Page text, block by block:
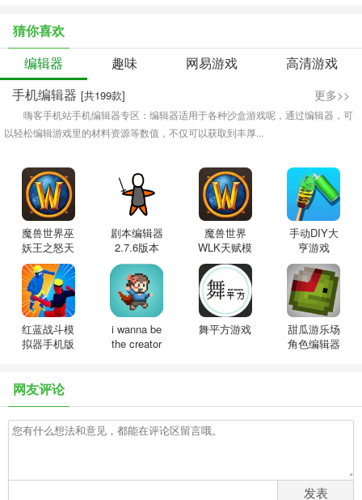
略
猜你喜欢
编辑器
趣味 网易游戏
高清游戏
手机编辑器 [共199款] 更多>>
嗨客手机站手机编辑器专区：编辑器适用于各种沙盒游戏呢，通过编辑器，可
以轻松编辑游戏里的材料资源等数值，不仅可以获取到丰厚...
魔兽世界巫
妖王之怒天
赋模拟器
APP
剧本编辑器
2.7.6版本
魔兽世界
WLK天赋模
拟器3.35dkt
手机版
手动DIY大
亨游戏
红蓝战斗模
拟器手机版
i wanna be
the creator
舞平方游戏
甜瓜游乐场
角色编辑器
网友评论
发表